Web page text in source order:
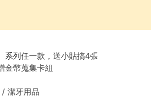
系列任一款，送小貼搞4張
金幣蒐集卡組
潔牙用品